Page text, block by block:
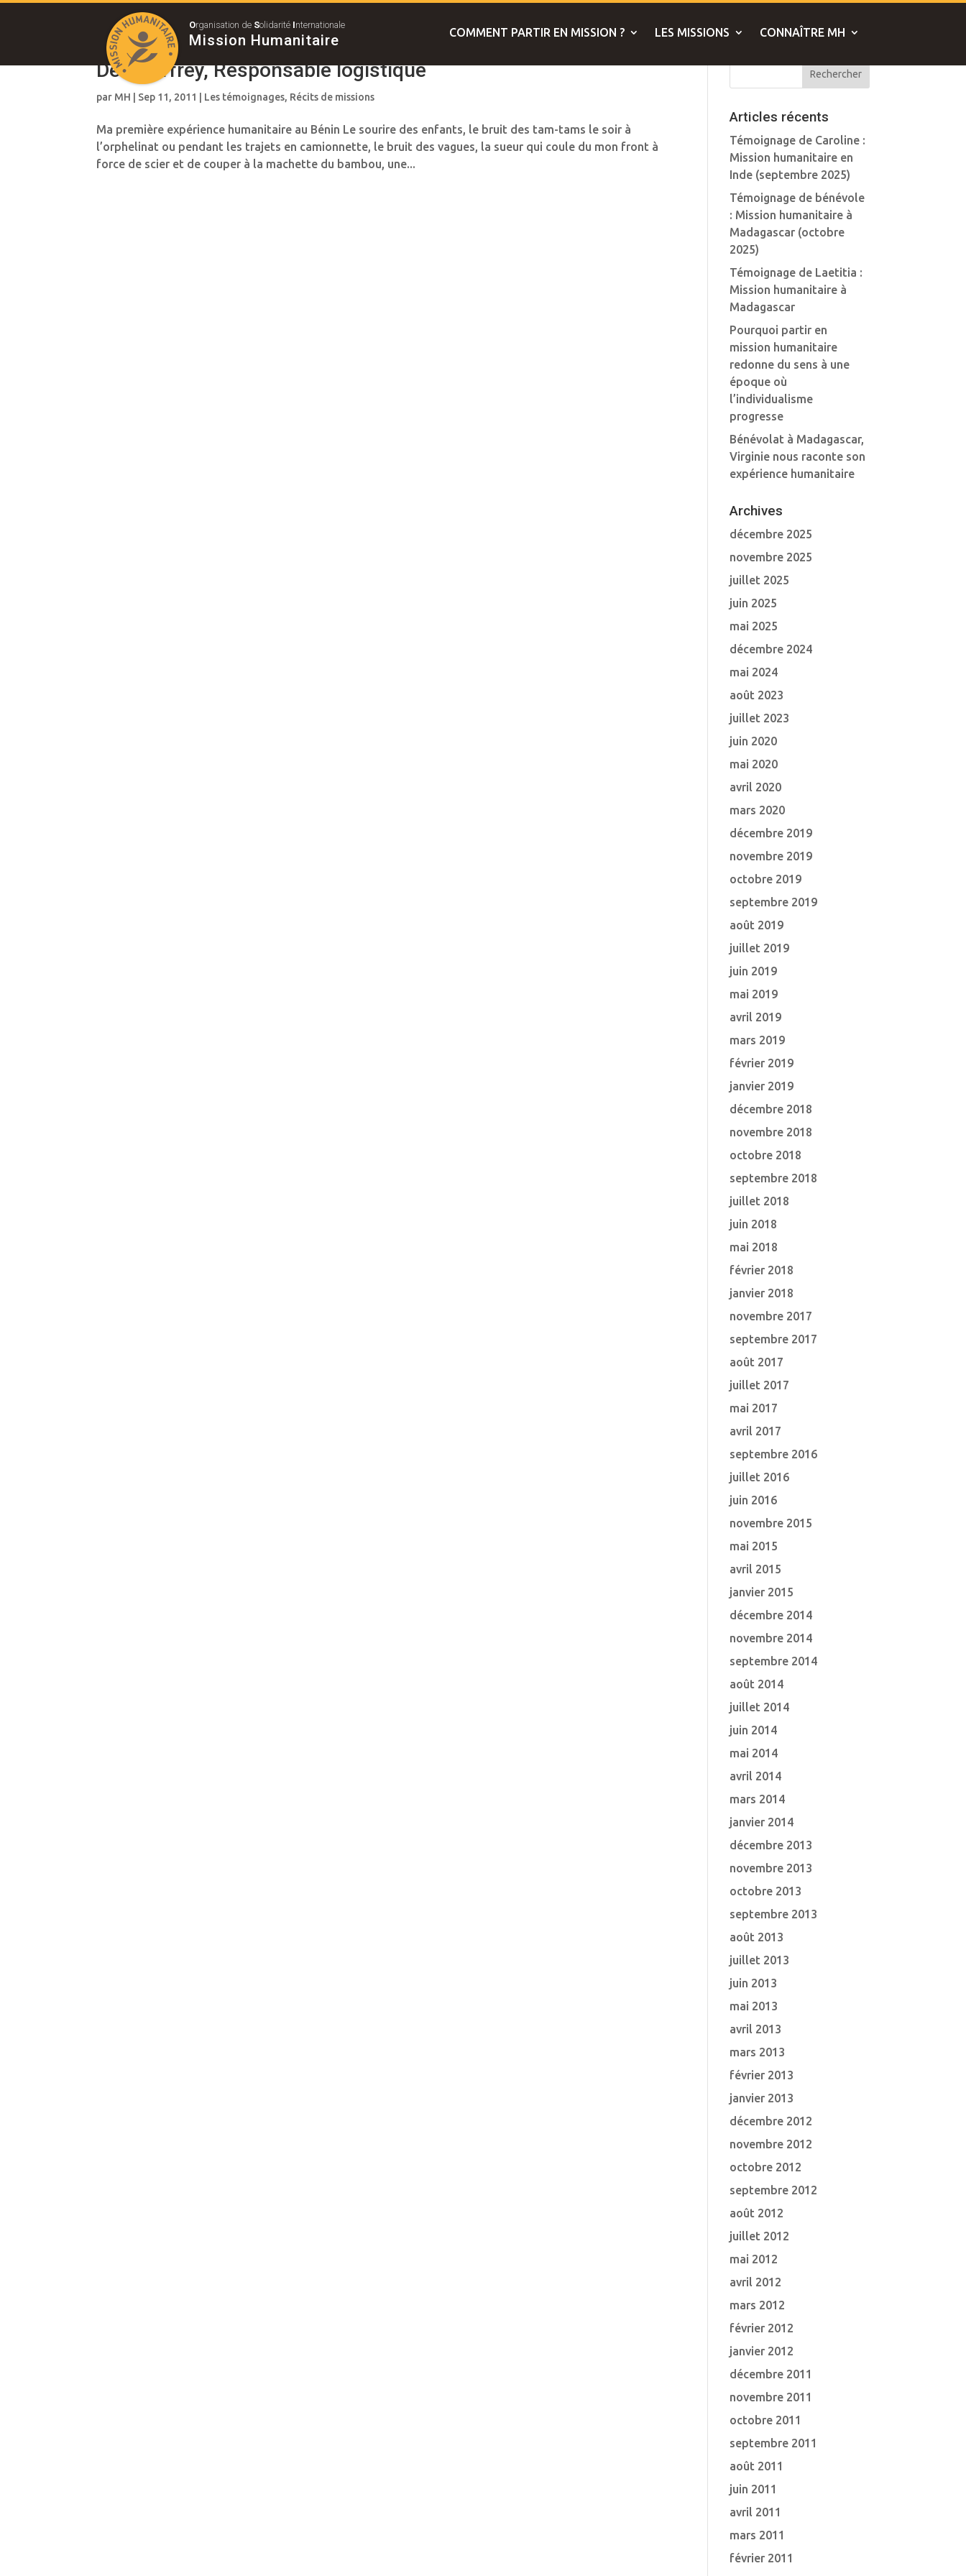
Organisation de Solidarité Internationale
Mission Humanitaire COMMENT PARTIR EN MISSION ? LES MISSIONS CONNAÎTRE MH
De Geoffrey, Responsable logistique
par MH Sep 11, 2011 Les témoignages, Récits de missions
Ma première expérience humanitaire au Bénin Le sourire des enfants, le bruit des tam-tams le soir à
l’orphelinat ou pendant les trajets en camionnette, le bruit des vagues, la sueur qui coule du mon front à
force de scier et de couper à la machette du bambou, une...
Articles récents
Témoignage de Caroline :
Mission humanitaire en
Inde (septembre 2025)
Témoignage de bénévole
: Mission humanitaire à
Madagascar (octobre
2025)
Témoignage de Laetitia :
Mission humanitaire à
Madagascar
Pourquoi partir en
mission humanitaire
redonne du sens à une
époque où
l’individualisme
progresse
Bénévolat à Madagascar,
Virginie nous raconte son
expérience humanitaire
Archives
décembre 2025
novembre 2025
juillet 2025
juin 2025
mai 2025
décembre 2024
mai 2024
août 2023
juillet 2023
juin 2020
mai 2020
avril 2020
mars 2020
décembre 2019
novembre 2019
octobre 2019
septembre 2019
août 2019
juillet 2019
juin 2019
mai 2019
avril 2019
mars 2019
février 2019
janvier 2019
décembre 2018
novembre 2018
octobre 2018
septembre 2018
juillet 2018
juin 2018
mai 2018
février 2018
janvier 2018
novembre 2017
septembre 2017
août 2017
juillet 2017
mai 2017
avril 2017
septembre 2016
juillet 2016
juin 2016
novembre 2015
mai 2015
avril 2015
janvier 2015
décembre 2014
novembre 2014
septembre 2014
août 2014
juillet 2014
juin 2014
mai 2014
avril 2014
mars 2014
janvier 2014
décembre 2013
novembre 2013
octobre 2013
septembre 2013
août 2013
juillet 2013
juin 2013
mai 2013
avril 2013
mars 2013
février 2013
janvier 2013
décembre 2012
novembre 2012
octobre 2012
septembre 2012
août 2012
juillet 2012
mai 2012
avril 2012
mars 2012
février 2012
janvier 2012
décembre 2011
novembre 2011
octobre 2011
septembre 2011
août 2011
juin 2011
avril 2011
mars 2011
février 2011